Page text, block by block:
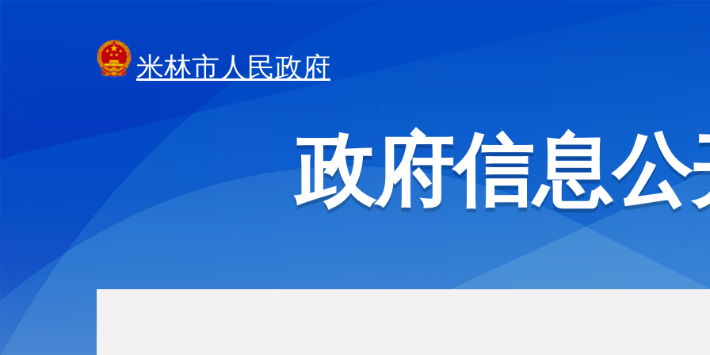
米林市人民政府
政府信息公